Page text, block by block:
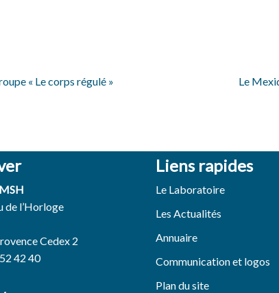
« Le corps régulé » Le
de l’Horloge
Cedex 2
42 40
Liens rapides
Le Laboratoire
Les Actualités
Annuaire
Communication et logos
Plan du site